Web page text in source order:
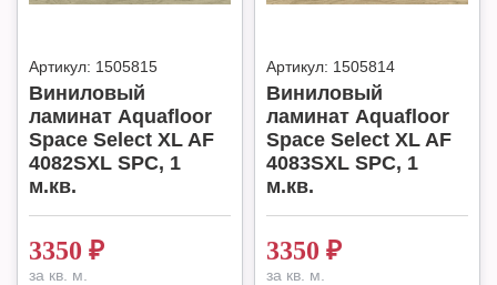
Артикул: 1505815
Виниловый
ламинат Aquafloor
Space Select XL AF
4082SXL SPC, 1
м.кв.
3350 ₽
за кв. м.
Артикул: 1505814
Виниловый
ламинат Aquafloor
Space Select XL AF
4083SXL SPC, 1
м.кв.
3350 ₽
за кв. м.